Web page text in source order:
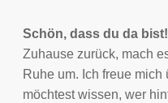
Schön, dass du da bist!
Zuhause zurück, mach
Ruhe um. Ich freue
möchtest wissen, wer